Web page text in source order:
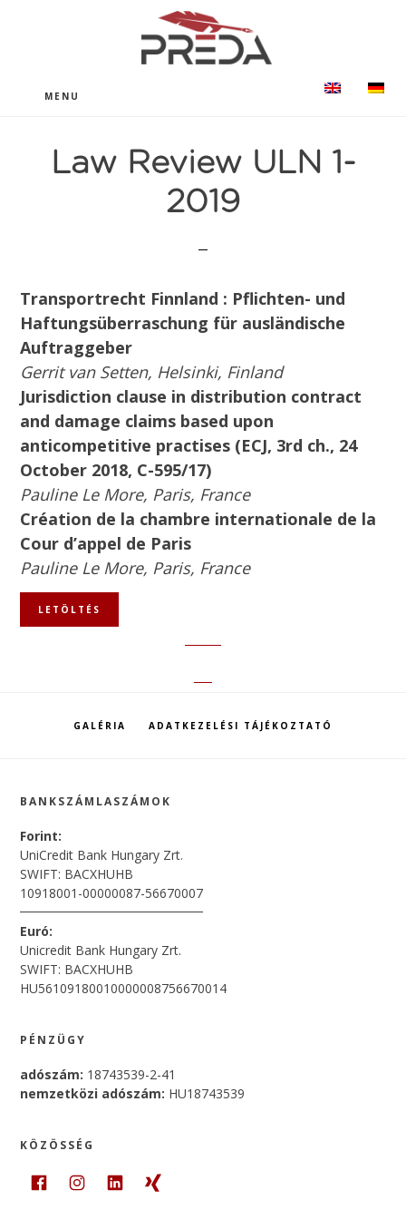
MENU
Law Review ULN 1-
2019
Transportrecht Finnland : Pflichten- und
Haftungsüberraschung für ausländische
Auftraggeber
Gerrit van Setten, Helsinki, Finland
Jurisdiction clause in distribution contract
and damage claims based upon
anticompetitive practises (ECJ, 3rd ch., 24
October 2018, C-595/17)
Pauline Le More, Paris, France
Création de la chambre internationale de la
Cour d’appel de Paris
Pauline Le More, Paris, France
LETÖLTÉS
GALÉRIA ADATKEZELÉSI TÁJÉKOZTATÓ
BANKSZÁMLASZÁMOK
Forint:
UniCredit Bank Hungary Zrt.
SWIFT: BACXHUHB
10918001-00000087-56670007
Euró:
Unicredit Bank Hungary Zrt.
SWIFT: BACXHUHB
HU56109180010000008756670014
PÉNZÜGY
adószám: 18743539-2-41
nemzetközi adószám: HU18743539
KÖZÖSSÉG